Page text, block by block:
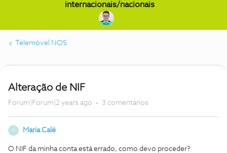
internacionais/nacionais
Telemóvel NOS
Alteração de NIF
Forum|Forum|2 years ago 3 comentários
M Maria Calé
O NIF da minha conta está errado, como devo proceder?